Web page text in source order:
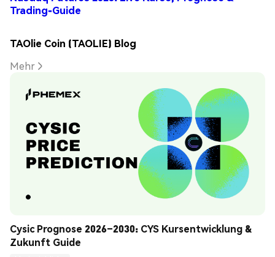
Trading-Guide
TAOlie Coin (TAOLIE) Blog
Mehr
Cysic Prognose 2026–2030: CYS Kursentwicklung &
Zukunft Guide